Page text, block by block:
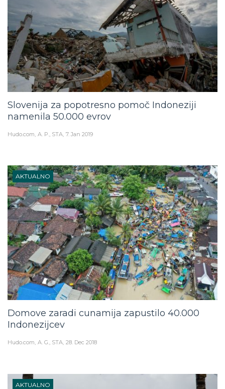
Slovenija za popotresno pomoč Indoneziji
namenila 50.000 evrov
Hudo.com A. P., STA 7. Jan 2019
AKTUALNO
Domove zaradi cunamija zapustilo 40.000
Indonezijcev
Hudo.com A. G., STA 28. Dec 2018
AKTUALNO